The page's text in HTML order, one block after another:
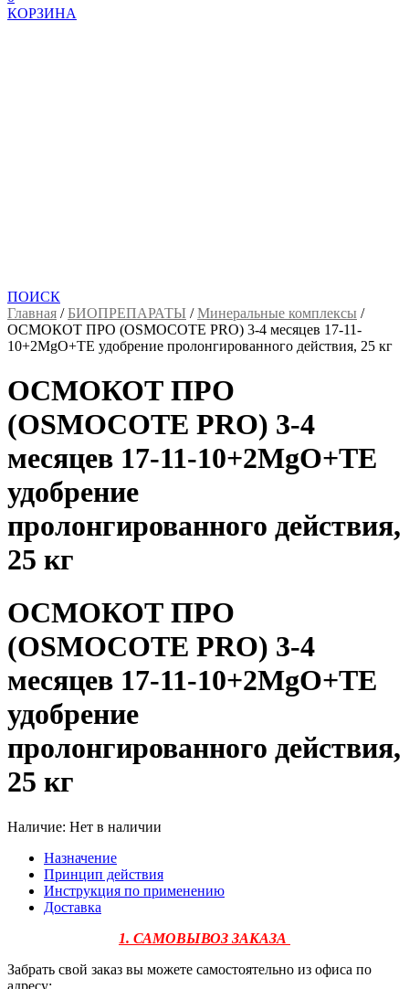
КОРЗИНА
ПОИСК
Главная /БИОПРЕПАРАТЫ /Минеральные комплексы /
ОСМОКОТ ПРО (OSMOCOTE PRO) 3-4 месяцев 17-11-
10+2MgO+TE удобрение пролонгированного действия, 25 кг
ОСМОКОТ ПРО
(OSMOCOTE PRO) 3-4
месяцев 17-11-10+2MgO+TE
удобрение
пролонгированного действия,
25 кг
ОСМОКОТ ПРО
(OSMOCOTE PRO) 3-4
месяцев 17-11-10+2MgO+TE
удобрение
пролонгированного действия,
25 кг
Наличие: Нет в наличии
Назначение
Принцип действия
Инструкция по применению
Доставка
1. САМОВЫВОЗ ЗАКАЗА
Забрать свой заказ вы можете самостоятельно из офиса по
адресу: